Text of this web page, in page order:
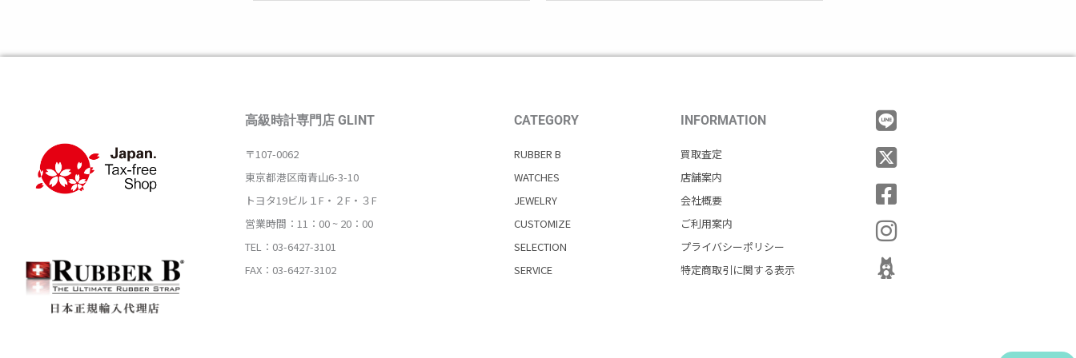
高級時計専門店 GLINT
〒107-0062
東京都港区南青山6-3-10
トヨタ19ビル１F・２F・３F
営業時間：11：00 ~ 20：00
TEL：03-6427-3101
FAX：03-6427-3102
CATEGORY
RUBBER B
WATCHES
JEWELRY
CUSTOMIZE
SELECTION
SERVICE
INFORMATION
買取査定
店舗案内
会社概要
ご利用案内
プライバシーポリシー
特定商取引に関する表示